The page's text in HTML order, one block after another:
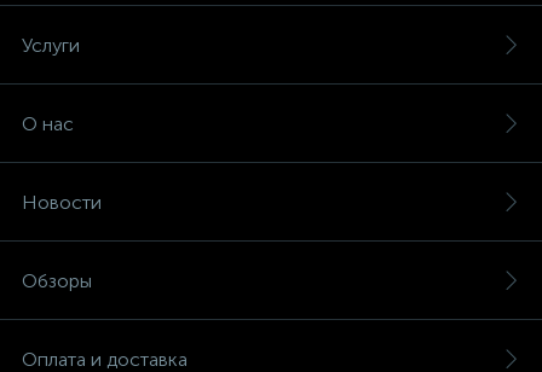
Услуги
О нас
Новости
Обзоры
Оплата и доставка